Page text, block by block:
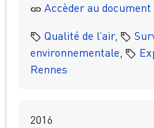
Accèder au document
Qualité de l’air,
environnementale,
Rennes
2016